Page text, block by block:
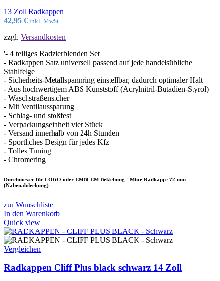
13 Zoll Radkappen
42,95 € inkl. MwSt.
zzgl. Versandkosten
'- 4 teiliges Radzierblenden Set
- Radkappen Satz universell passend auf jede handelsübliche
Stahlfelge
- Sicherheits-Metallspannring einstellbar, dadurch optimaler Halt
- Aus hochwertigem ABS Kunststoff (Acrylnitril-Butadien-Styrol)
- Waschstraßensicher
- Mit Ventilaussparung
- Schlag- und stoßfest
- Verpackungseinheit vier Stück
- Versand innerhalb von 24h Stunden
- Sportliches Design für jedes Kfz
- Tolles Tuning
- Chromering
Durchmesser für LOGO oder EMBLEM Beklebung - Mitte Radkappe 72 mm
(Nabenabdeckung)
zur Wunschliste
In den Warenkorb
Quick view
Vergleichen
Radkappen Cliff Plus black schwarz 14 Zoll